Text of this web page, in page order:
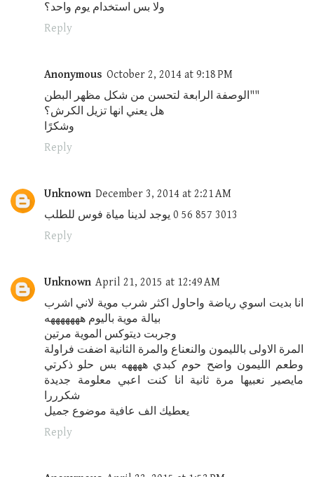
ولا بس استخدام يوم واحد؟
Reply
Anonymous October 2, 2014 at 9:18 PM
الوصفة الرابعة لتحسن من شكل مظهر البطن""
هل يعني انها تزيل الكرش؟
وشكرًا
Reply
Unknown December 3, 2014 at 2:21 AM
Reply
Unknown April 21, 2015 at 12:49 AM
انا بديت اسوي رياضة واحاول اكثر شرب موية لاني اشرب
بيالة موية باليوم هههههههه
وجربت ديتوكس الموية مرتين
المرة الاولى بالليمون والنعناع والمرة الثانية اضفت فراولة
وطعم الليمون واضح حوم كبدي ههههه بس حلو ذكرتي
مايصير نعبيها مرة ثانية انا كنت اعبي معلومة جديدة
شكرررا
يعطيك الف عافية موضوع جميل
Reply